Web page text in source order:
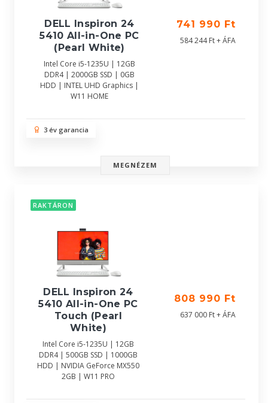
DELL Inspiron 24
5410 All-in-One PC
(Pearl White)
Intel Core i5-1235U | 12GB
DDR4 | 2000GB SSD | 0GB
HDD | INTEL UHD Graphics |
W11 HOME
741 990 Ft
584 244 Ft + ÁFA
3 év garancia
MEGNÉZEM
RAKTÁRON
DELL Inspiron 24
5410 All-in-One PC
Touch (Pearl
White)
Intel Core i5-1235U | 12GB
DDR4 | 500GB SSD | 1000GB
HDD | NVIDIA GeForce MX550
2GB | W11 PRO
808 990 Ft
637 000 Ft + ÁFA